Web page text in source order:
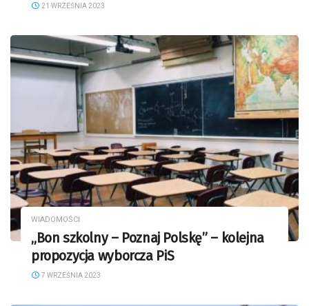
21 WRZEŚNIA 2023
WIADOMOŚCI
„Bon szkolny – Poznaj Polskę” – kolejna
propozycja wyborcza PiS
7 WRZEŚNIA 2023